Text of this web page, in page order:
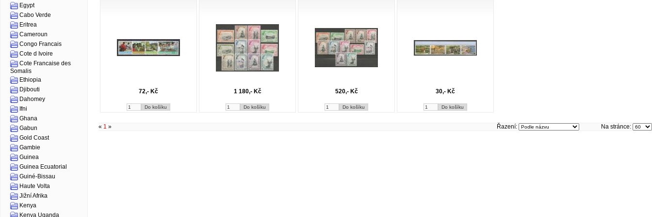
Egypt
Cabo Verde
Eritrea
Cameroun
Congo Francais
Cote d Ivoire
Cote Francaise des
Somalis
Ethiopia
Djibouti
Dahomey
Ifni
Ghana
Gabun
Gold Coast
Gambie
Guinea
Guinea Ecuatorial
Guiné-Bissau
Haute Volta
Jižní Afrika
Kenya
Kenya Uganda
72,- Kč 1 180,- Kč 520,- Kč 30,- Kč
« 1 » Řazení: Na stránce: